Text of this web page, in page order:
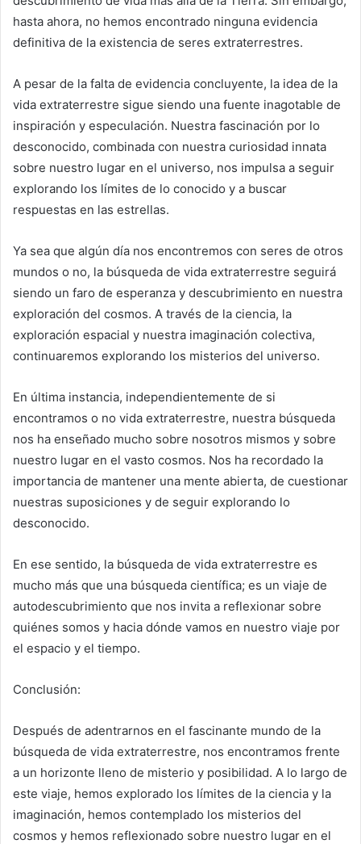
hasta ahora, no hemos encontrado ninguna evidencia
definitiva de la existencia de seres extraterrestres.
A pesar de la falta de evidencia concluyente, la idea de la
vida extraterrestre sigue siendo una fuente inagotable de
inspiración y especulación. Nuestra fascinación por lo
desconocido, combinada con nuestra curiosidad innata
sobre nuestro lugar en el universo, nos impulsa a seguir
explorando los límites de lo conocido y a buscar
respuestas en las estrellas.
Ya sea que algún día nos encontremos con seres de otros
mundos o no, la búsqueda de vida extraterrestre seguirá
siendo un faro de esperanza y descubrimiento en nuestra
exploración del cosmos. A través de la ciencia, la
exploración espacial y nuestra imaginación colectiva,
continuaremos explorando los misterios del universo.
En última instancia, independientemente de si
encontramos o no vida extraterrestre, nuestra búsqueda
nos ha enseñado mucho sobre nosotros mismos y sobre
nuestro lugar en el vasto cosmos. Nos ha recordado la
importancia de mantener una mente abierta, de cuestionar
nuestras suposiciones y de seguir explorando lo
desconocido.
En ese sentido, la búsqueda de vida extraterrestre es
mucho más que una búsqueda científica; es un viaje de
autodescubrimiento que nos invita a reflexionar sobre
quiénes somos y hacia dónde vamos en nuestro viaje por
el espacio y el tiempo.
Conclusión:
Después de adentrarnos en el fascinante mundo de la
búsqueda de vida extraterrestre, nos encontramos frente
a un horizonte lleno de misterio y posibilidad. A lo largo de
este viaje, hemos explorado los límites de la ciencia y la
imaginación, hemos contemplado los misterios del
cosmos y hemos reflexionado sobre nuestro lugar en el